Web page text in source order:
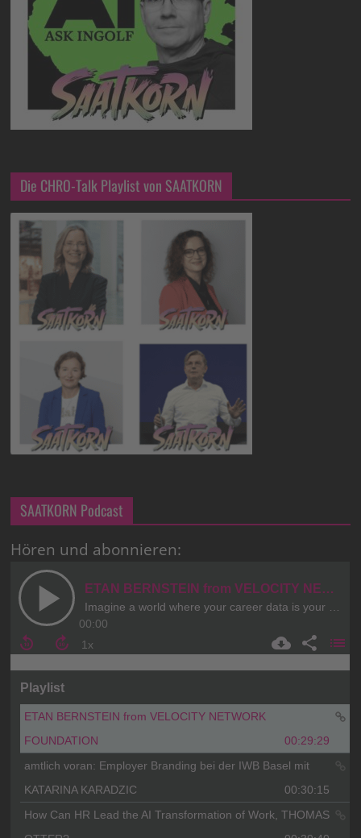
Die CHRO-Talk Playlist von SAATKORN
SAATKORN Podcast
Hören und abonnieren: